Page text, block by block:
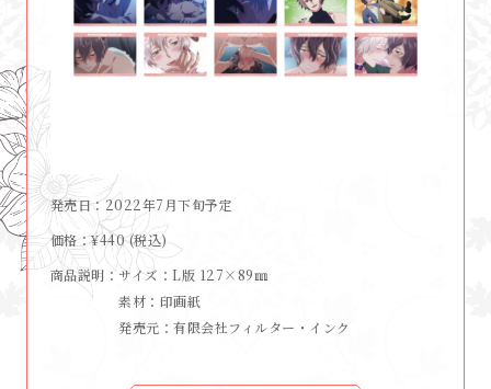
発売日
2022年7月下旬予定
価格
¥440 (税込)
商品説明
サイズ：L版 127×89㎜
素材：印画紙
発売元：有限会社フィルター・インク